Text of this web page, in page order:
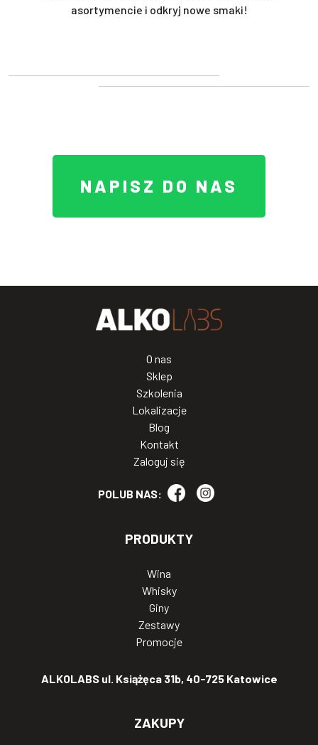
asortymencie i odkryj nowe smaki!
NAPISZ DO NAS
O nas
Sklep
Szkolenia
Lokalizacje
Blog
Kontakt
Zaloguj się
POLUB NAS:
PRODUKTY
Wina
Whisky
Giny
Zestawy
Promocje
ALKOLABS ul. Książęca 31b, 40-725 Katowice
ZAKUPY